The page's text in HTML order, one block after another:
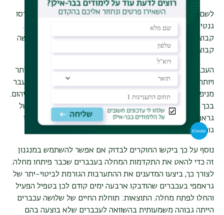
לשם כך, הדביקו החוקרים את עכברי המעבדה בטפילים שהונדסו
גנטית כך שיבטאו-ביתר את הגן האחראי לייצור רנ"א גראמפי.
קבוצת עכברים שהודבקו בטפילים שלא עברו מניפולציה שימשה
קבוצת ביקורת.
העכברים שהודבקו בטפיל שלא עבר מניפולציה, כצפוי, הפכו יותר
ויותר חולים ולבסוף מתו. לעומתם, עכברים שהודבקו בטפיל שעבר
מניפולציה ומבטא-ביתר גראמפי לא חלו ולא מתו כתוצאה מזיהום.
בכך הוכיחו המדענים כי עריכת מניפולציה היוצרת ביטוי-יתר של
גראמפי גרמה לטפיל להיות במצב רדום, וכי במצב זה הוא אינו
גורם למחלה.
נוסף על כך ביקשו החוקרים לבדוק אם אפשר להשתמש במנגנון
זה כדי להאט את התקדמות המחלה בעכברים שכבר פיתחו מחלה.
לצורך כך, ביצעו המדענים את ההתערבות הגורמת לביטוי-יתר של
גראמפי בעכברים שהודבקו ארבעה ימים קודם לכן בטפיל הפעיל
והחלו לפתח מחלה. התוצאות: תוחלת החיים של שלושה עכברים
הייתה גבוהה משמעותית בהשוואה לעכברים שלא בוצעה בהם